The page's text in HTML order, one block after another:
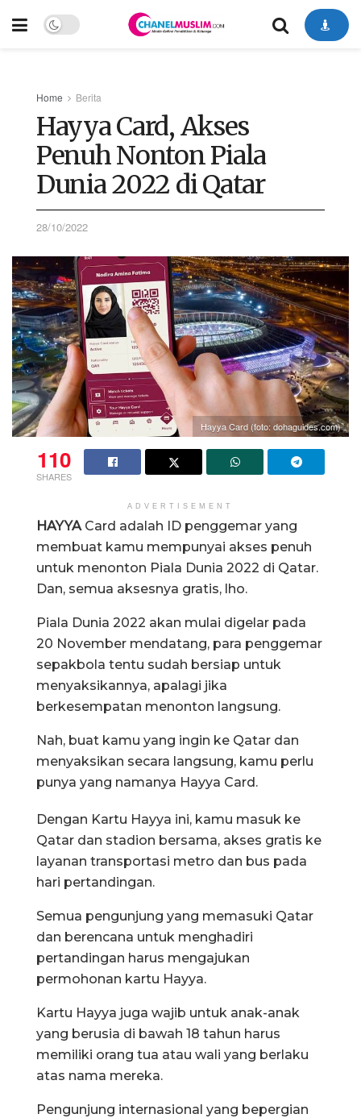
Home Berita
Hayya Card, Akses
Penuh Nonton Piala
Dunia 2022 di Qatar
28/10/2022
Hayya Card (foto: dohaguides.com)
110
SHARES
ADVERTISEMENT
HAYYA Card adalah ID penggemar yang
membuat kamu mempunyai akses penuh
untuk menonton Piala Dunia 2022 di Qatar.
Dan, semua aksesnya gratis, lho.
Piala Dunia 2022 akan mulai digelar pada
20 November mendatang, para penggemar
sepakbola tentu sudah bersiap untuk
menyaksikannya, apalagi jika
berkesempatan menonton langsung.
Nah, buat kamu yang ingin ke Qatar dan
menyaksikan secara langsung, kamu perlu
punya yang namanya Hayya Card.
Dengan Kartu Hayya ini, kamu masuk ke
Qatar dan stadion bersama, akses gratis ke
layanan transportasi metro dan bus pada
hari pertandingan.
Semua pengunjung yang memasuki Qatar
dan berencana untuk menghadiri
pertandingan harus mengajukan
permohonan kartu Hayya.
Kartu Hayya juga wajib untuk anak-anak
yang berusia di bawah 18 tahun harus
memiliki orang tua atau wali yang berlaku
atas nama mereka.
Pengunjung internasional yang bepergian